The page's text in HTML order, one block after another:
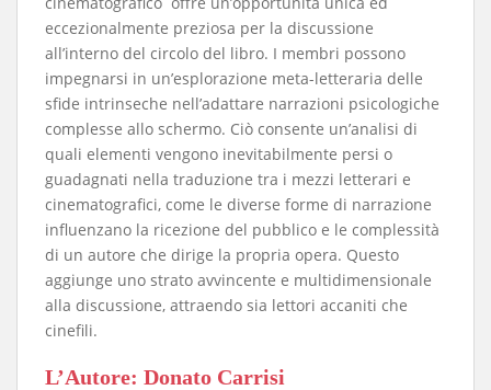
eccezionalmente preziosa per la discussione
all’interno del circolo del libro. I membri possono
impegnarsi in un’esplorazione meta-letteraria delle
sfide intrinseche nell’adattare narrazioni psicologiche
complesse allo schermo. Ciò consente un’analisi di
quali elementi vengono inevitabilmente persi o
guadagnati nella traduzione tra i mezzi letterari e
cinematografici, come le diverse forme di narrazione
influenzano la ricezione del pubblico e le complessità
di un autore che dirige la propria opera. Questo
aggiunge uno strato avvincente e multidimensionale
alla discussione, attraendo sia lettori accaniti che
cinefili.
​L’Autore: Donato Carrisi